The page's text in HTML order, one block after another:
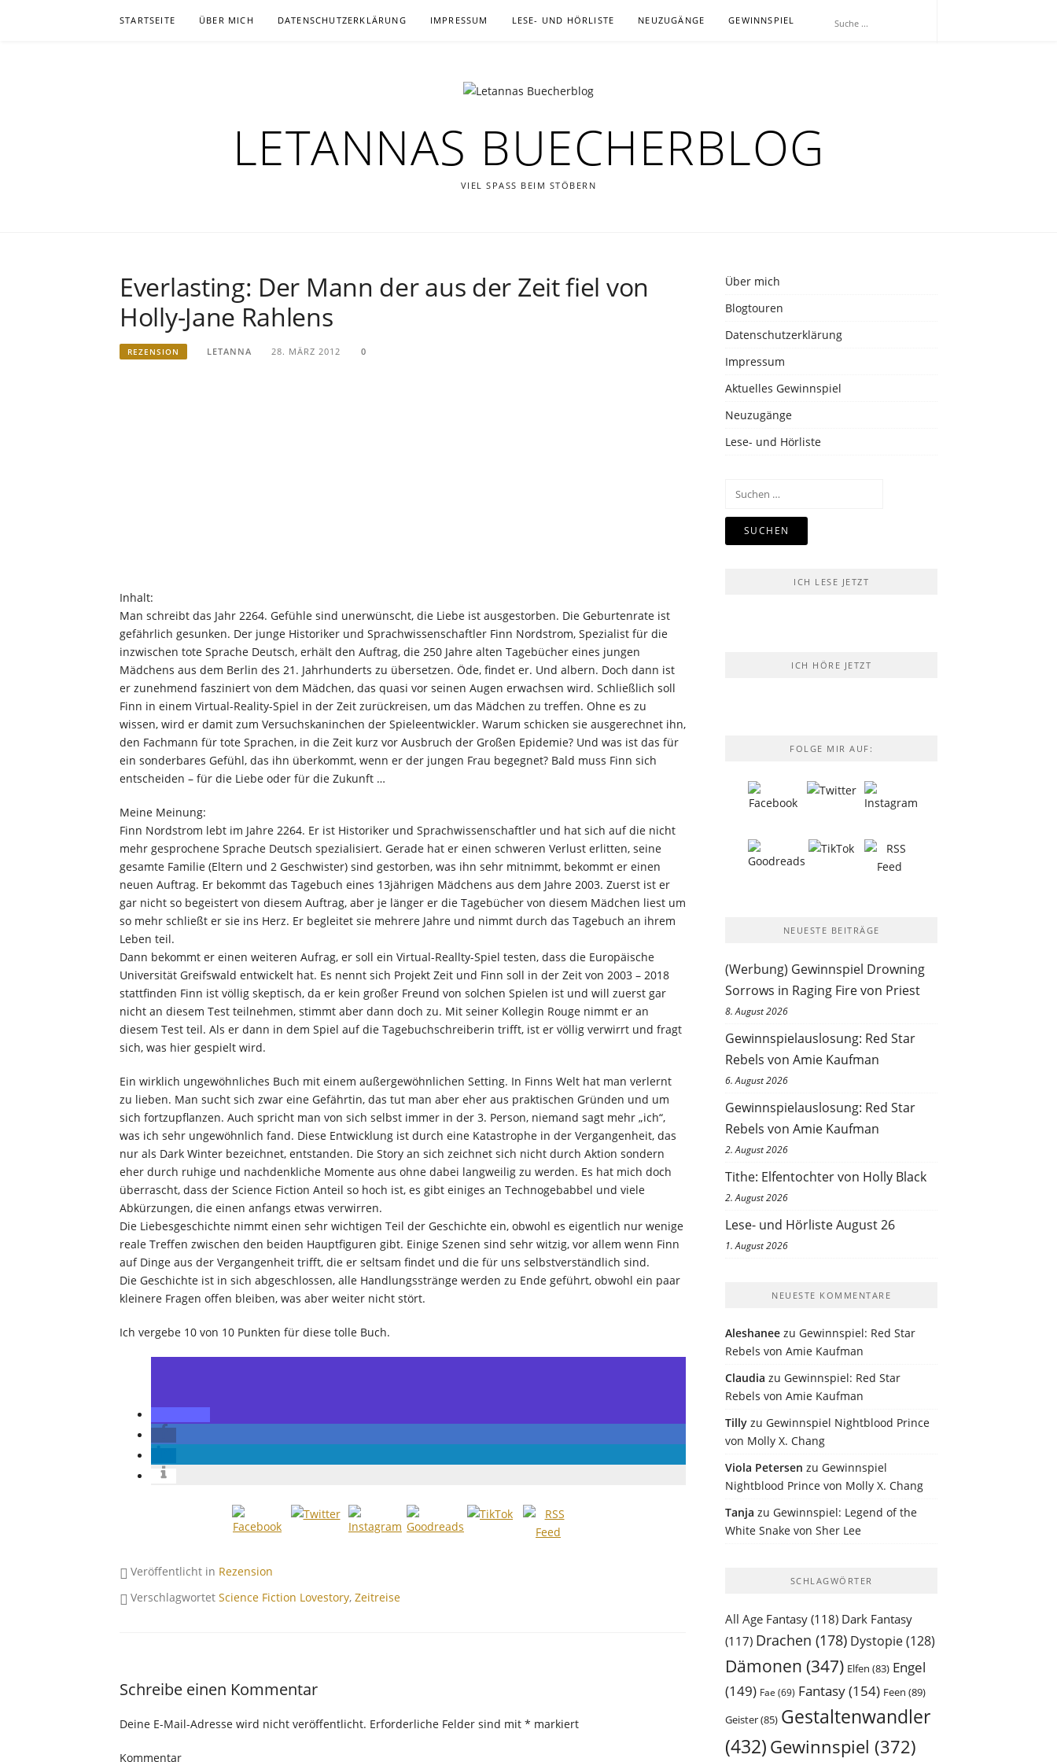
STARTSEITE ÜBER MICH DATENSCHUTZERKLÄRUNG IMPRESSUM LESE- UND HÖRLISTE NEUZUGÄNGE GEWINNSPIEL
LETANNAS BUECHERBLOG
VIEL SPASS BEIM STÖBERN
Everlasting: Der Mann der aus der Zeit fiel von
Holly-Jane Rahlens
REZENSION LETANNA 28. MÄRZ 2012 0
Inhalt:
Man schreibt das Jahr 2264. Gefühle sind unerwünscht, die Liebe ist ausgestorben. Die Geburtenrate ist
gefährlich gesunken. Der junge Historiker und Sprachwissenschaftler Finn Nordstrom, Spezialist für die
inzwischen tote Sprache Deutsch, erhält den Auftrag, die 250 Jahre alten Tagebücher eines jungen
Mädchens aus dem Berlin des 21. Jahrhunderts zu übersetzen. Öde, findet er. Und albern. Doch dann ist
er zunehmend fasziniert von dem Mädchen, das quasi vor seinen Augen erwachsen wird. Schließlich soll
Finn in einem Virtual-Reality-Spiel in der Zeit zurückreisen, um das Mädchen zu treffen. Ohne es zu
wissen, wird er damit zum Versuchskaninchen der Spieleentwickler. Warum schicken sie ausgerechnet ihn,
den Fachmann für tote Sprachen, in die Zeit kurz vor Ausbruch der Großen Epidemie? Und was ist das für
ein sonderbares Gefühl, das ihn überkommt, wenn er der jungen Frau begegnet? Bald muss Finn sich
entscheiden – für die Liebe oder für die Zukunft …
Meine Meinung:
Finn Nordstrom lebt im Jahre 2264. Er ist Historiker und Sprachwissenschaftler und hat sich auf die nicht
mehr gesprochene Sprache Deutsch spezialisiert. Gerade hat er einen schweren Verlust erlitten, seine
gesamte Familie (Eltern und 2 Geschwister) sind gestorben, was ihn sehr mitnimmt, bekommt er einen
neuen Auftrag. Er bekommt das Tagebuch eines 13jährigen Mädchens aus dem Jahre 2003. Zuerst ist er
gar nicht so begeistert von diesem Auftrag, aber je länger er die Tagebücher von diesem Mädchen liest um
so mehr schließt er sie ins Herz. Er begleitet sie mehrere Jahre und nimmt durch das Tagebuch an ihrem
Leben teil.
Dann bekommt er einen weiteren Aufrag, er soll ein Virtual-Reallty-Spiel testen, dass die Europäische
Universität Greifswald entwickelt hat. Es nennt sich Projekt Zeit und Finn soll in der Zeit von 2003 – 2018
stattfinden Finn ist völlig skeptisch, da er kein großer Freund von solchen Spielen ist und will zuerst gar
nicht an diesem Test teilnehmen, stimmt aber dann doch zu. Mit seiner Kollegin Rouge nimmt er an
diesem Test teil. Als er dann in dem Spiel auf die Tagebuchschreiberin trifft, ist er völlig verwirrt und fragt
sich, was hier gespielt wird.
Ein wirklich ungewöhnliches Buch mit einem außergewöhnlichen Setting. In Finns Welt hat man verlernt
zu lieben. Man sucht sich zwar eine Gefährtin, das tut man aber eher aus praktischen Gründen und um
sich fortzupflanzen. Auch spricht man von sich selbst immer in der 3. Person, niemand sagt mehr „ich“,
was ich sehr ungewöhnlich fand. Diese Entwicklung ist durch eine Katastrophe in der Vergangenheit, das
nur als Dark Winter bezeichnet, entstanden. Die Story an sich zeichnet sich nicht durch Aktion sondern
eher durch ruhige und nachdenkliche Momente aus ohne dabei langweilig zu werden. Es hat mich doch
überrascht, dass der Science Fiction Anteil so hoch ist, es gibt einiges an Technogebabbel und viele
Abkürzungen, die einen anfangs etwas verwirren.
Die Liebesgeschichte nimmt einen sehr wichtigen Teil der Geschichte ein, obwohl es eigentlich nur wenige
reale Treffen zwischen den beiden Hauptfiguren gibt. Einige Szenen sind sehr witzig, vor allem wenn Finn
auf Dinge aus der Vergangenheit trifft, die er seltsam findet und die für uns selbstverständlich sind.
Die Geschichte ist in sich abgeschlossen, alle Handlungsstränge werden zu Ende geführt, obwohl ein paar
kleinere Fragen offen bleiben, was aber weiter nicht stört.
Ich vergebe 10 von 10 Punkten für diese tolle Buch.
Veröffentlicht in Rezension
Verschlagwortet Science Fiction Lovestory, Zeitreise
Schreibe einen Kommentar
Deine E-Mail-Adresse wird nicht veröffentlicht. Erforderliche Felder sind mit * markiert
Kommentar
Über mich
Blogtouren
Datenschutzerklärung
Impressum
Aktuelles Gewinnspiel
Neuzugänge
Lese- und Hörliste
Suchen
ICH LESE JETZT
ICH HÖRE JETZT
FOLGE MIR AUF:
NEUESTE BEITRÄGE
(Werbung) Gewinnspiel Drowning
Sorrows in Raging Fire von Priest
8. August 2026
Gewinnspielauslosung: Red Star
Rebels von Amie Kaufman
6. August 2026
Gewinnspielauslosung: Red Star
Rebels von Amie Kaufman
2. August 2026
Tithe: Elfentochter von Holly Black
2. August 2026
Lese- und Hörliste August 26
1. August 2026
NEUESTE KOMMENTARE
Aleshanee zu Gewinnspiel: Red Star
Rebels von Amie Kaufman
Claudia zu Gewinnspiel: Red Star
Rebels von Amie Kaufman
Tilly zu Gewinnspiel Nightblood Prince
von Molly X. Chang
Viola Petersen zu Gewinnspiel
Nightblood Prince von Molly X. Chang
Tanja zu Gewinnspiel: Legend of the
White Snake von Sher Lee
SCHLAGWÖRTER
All Age Fantasy (118) Dark Fantasy
(117) Drachen (178) Dystopie(128)
Dämonen (347) Elfen (83) Engel
(149) Fae (69) Fantasy(154) Feen (89)
Geister(85) Gestaltenwandler
(432) Gewinnspiel (372)